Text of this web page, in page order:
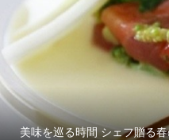
美味を巡る時間 シェフ贈る